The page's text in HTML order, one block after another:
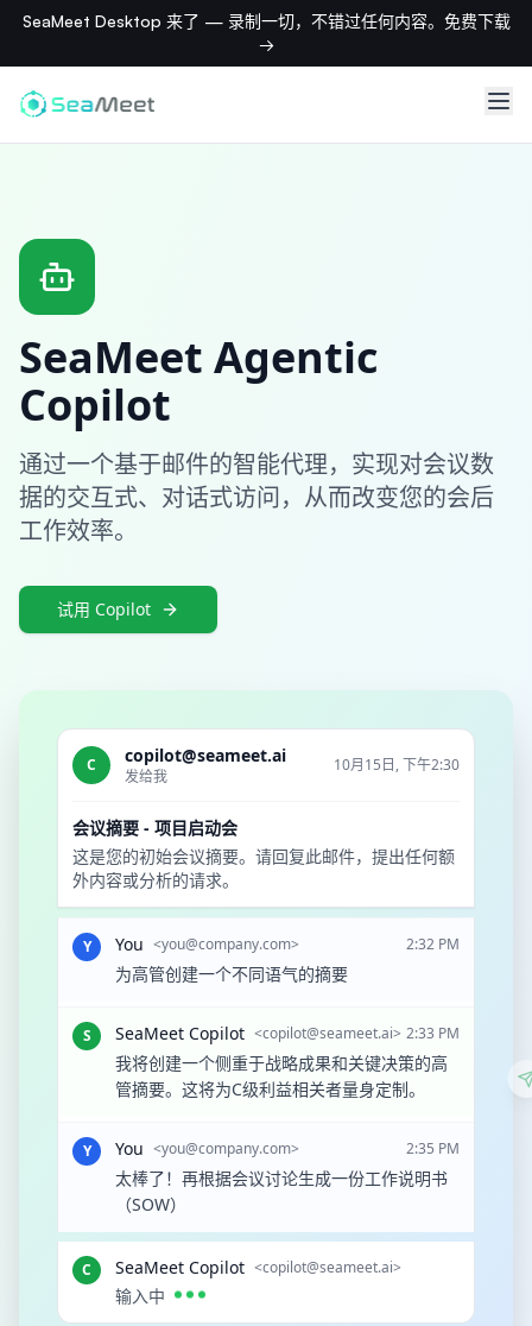
SeaMeet Desktop 来了 — 录制一切，不错过任何内容。免费下载
→
SeaMeet Agentic
Copilot
通过一个基于邮件的智能代理，实现对会议数
据的交互式、对话式访问，从而改变您的会后
工作效率。
试用 Copilot
C copilot@seameet.ai
发给我
10月15日, 下午2:30
会议摘要 - 项目启动会
这是您的初始会议摘要。请回复此邮件，提出任何额
外内容或分析的请求。
Y You <you@company.com> 2:32 PM
为高管创建一个不同语气的摘要
S SeaMeet Copilot <copilot@seameet.ai> 2:33 PM
我将创建一个侧重于战略成果和关键决策的高
管摘要。这将为C级利益相关者量身定制。
Y You <you@company.com> 2:35 PM
太棒了！再根据会议讨论生成一份工作说明书
（SOW）
C SeaMeet Copilot <copilot@seameet.ai>
输入中